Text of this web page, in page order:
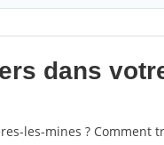
dans
les-mines ? Comment